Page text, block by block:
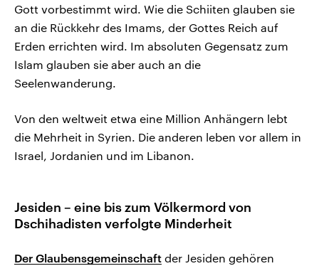
Gott vorbestimmt wird. Wie die Schiiten glauben sie
an die Rückkehr des Imams, der Gottes Reich auf
Erden errichten wird. Im absoluten Gegensatz zum
Islam glauben sie aber auch an die
Seelenwanderung.
Von den weltweit etwa eine Million Anhängern lebt
die Mehrheit in Syrien. Die anderen leben vor allem in
Israel, Jordanien und im Libanon.
Jesiden – eine bis zum Völkermord von
Dschihadisten verfolgte Minderheit
Der Glaubensgemeinschaft der Jesiden gehören